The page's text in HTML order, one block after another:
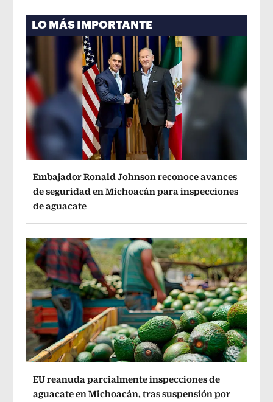
LO MÁS IMPORTANTE
Embajador Ronald Johnson reconoce avances
de seguridad en Michoacán para inspecciones
de aguacate
EU reanuda parcialmente inspecciones de
aguacate en Michoacán, tras suspensión por